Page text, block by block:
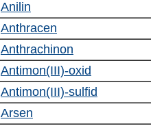
Anilin
Anthracen
Anthrachinon
Antimon(III)-oxid
Antimon(III)-sulfid
Arsen